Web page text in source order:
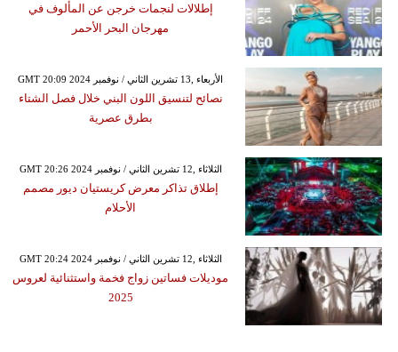
إطلالات لنجمات خرجن عن المألوف في
مهرجان البحر الأحمر
GMT 20:09 2024 الأربعاء ,13 تشرين الثاني / نوفمبر
نصائح لتنسيق اللون البني خلال فصل الشتاء
بطرق عصرية
GMT 20:26 2024 الثلاثاء ,12 تشرين الثاني / نوفمبر
إطلاق تذاكر معرض كريستيان ديور مصمم
الأحلام
GMT 20:24 2024 الثلاثاء ,12 تشرين الثاني / نوفمبر
موديلات فساتين زواج فخمة واستثنائية لعروس
2025